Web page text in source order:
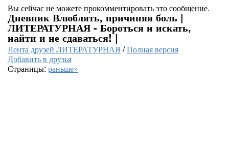
Вы сейчас не можете прокомментировать это сообщение.
Дневник Влюблять, причиняя боль |
ЛИТЕРАТУРНАЯ - Бороться и искать,
найти и не сдаваться! |
Лента друзей ЛИТЕРАТУРНАЯ /Полная версия
Добавить в друзья
Страницы: раньше»